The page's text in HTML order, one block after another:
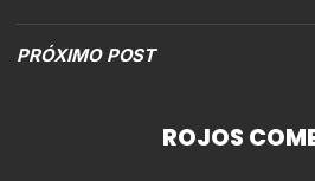
PRÓXIMO POST
ROJOS